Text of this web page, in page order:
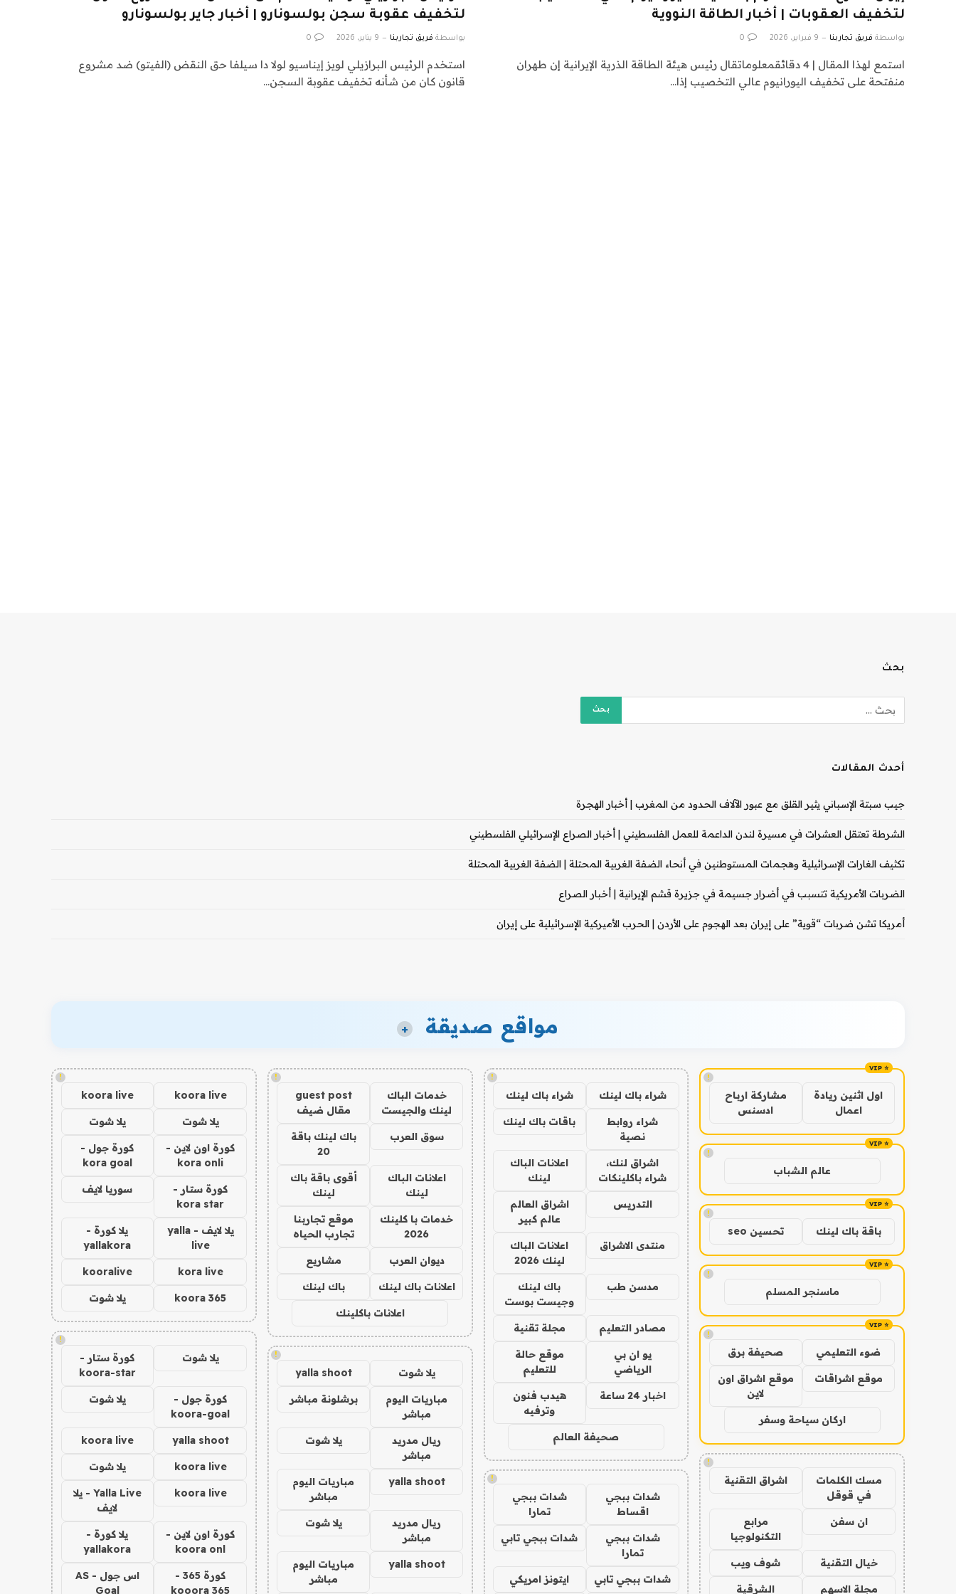
لتخفيف العقوبات | أخبار الطاقة النووية
بواسطة فريق تجاربنا 9 فبراير، 2026 0
استمع لهذا المقال | 4 دقائقمعلوماتقال رئيس هيئة الطاقة الذرية الإيرانية إن طهران
منفتحة على تخفيف اليورانيوم عالي التخصيب إذا…
لتخفيف عقوبة سجن بولسونارو | أخبار جاير بولسونارو
بواسطة فريق تجاربنا 9 يناير، 2026 0
استخدم الرئيس البرازيلي لويز إيناسيو لولا دا سيلفا حق النقض (الفيتو) ضد مشروع
قانون كان من شأنه تخفيف عقوبة السجن…
بحث
أحدث المقالات
جيب سبتة الإسباني يثير القلق مع عبور الآلاف الحدود من المغرب | أخبار الهجرة
الشرطة تعتقل العشرات في مسيرة لندن الداعمة للعمل الفلسطيني | أخبار الصراع الإسرائيلي الفلسطيني
تكثيف الغارات الإسرائيلية وهجمات المستوطنين في أنحاء الضفة الغربية المحتلة | الضفة الغربية المحتلة
الضربات الأمريكية تتسبب في أضرار جسيمة في جزيرة قشم الإيرانية | أخبار الصراع
أمريكا تشن ضربات “قوية” على إيران بعد الهجوم على الأردن | الحرب الأميركية الإسرائيلية على إيران
مواقع صديقة +
!
اول اثنين ريادة
اعمال
مشاركة ارباح
ادسنس
!
عالم الشباب
!
باقة باك لينك تحسين seo
!
ماسنجر المسلم
!
ضوء التعليمي صحيفة برق
موقع اشراقات
موقع اشراق اون
لاين
اركان سياحة وسفر
!
مسك الكلمات
في قوقل
اشراق التقنية
ان سفن
مرابع
التكنولوجيا
خيال التقنية شوف ويب
مجلة الاسهم الشرقية
!
شراء باك لينك شراء باك لينك
شراء روابط
نصية
باقات باك لينك
اشراق لنك،
شراء باكلينكات
اعلانات الباك
لينك
التدريس
اشراق العالم
عالم كبير
منتدى الاشراق
اعلانات الباك
لينك 2026
مدسن طب
باك لينك
وجيست بوست
مصادر التعليم مجلة تقنية
يو ان بي
الرياضي
موقع حالة
للتعليم
اخبار 24 ساعة
هيدب فنون
وترفيه
صحيفة العالم
!
شدات ببجي
اقساط
شدات ببجي
تمارا
شدات ببجي
تمارا
شدات ببجي تابي
شدات ببجي تابي ايتونز امريكي
!
خدمات الباك
لينك والجيست
guest post
مقال ضيف
سوق العرب
باك لينك باقة
20
اعلانات الباك
لينك
أقوى باقة باك
لينك
خدمات با كلينك
2026
موقع تجاربنا
تجارب الحياه
ديوان العرب مشاريع
اعلانات باك لينك باك لينك
اعلانات باكلينك
!
يلا شوت yalla shoot
مباريات اليوم
مباشر
برشلونة مباشر
ريال مدريد
مباشر
يلا شوت
yalla shoot
مباريات اليوم
مباشر
ريال مدريد
مباشر
يلا شوت
yalla shoot
مباريات اليوم
مباشر
!
koora live
koora live
يلا شوت يلا شوت
كورة اون لاين -
kora onli
كورة جول -
kora goal
كورة ستار -
kora star
سوريا لايف
يلا لايف - yalla
live
يلا كورة -
yallakora
kora live
kooralive
koora 365 يلا شوت
!
يلا شوت
كورة ستار -
koora-star
كورة جول -
koora-goal
يلا شوت
yalla shoot
koora live
koora live يلا شوت
koora live
Yalla Live - يلا
لايف
كورة اون لاين -
koora onl
يلا كورة -
yallakora
كورة 365 -
kooora 365
اس جول - AS
Goal